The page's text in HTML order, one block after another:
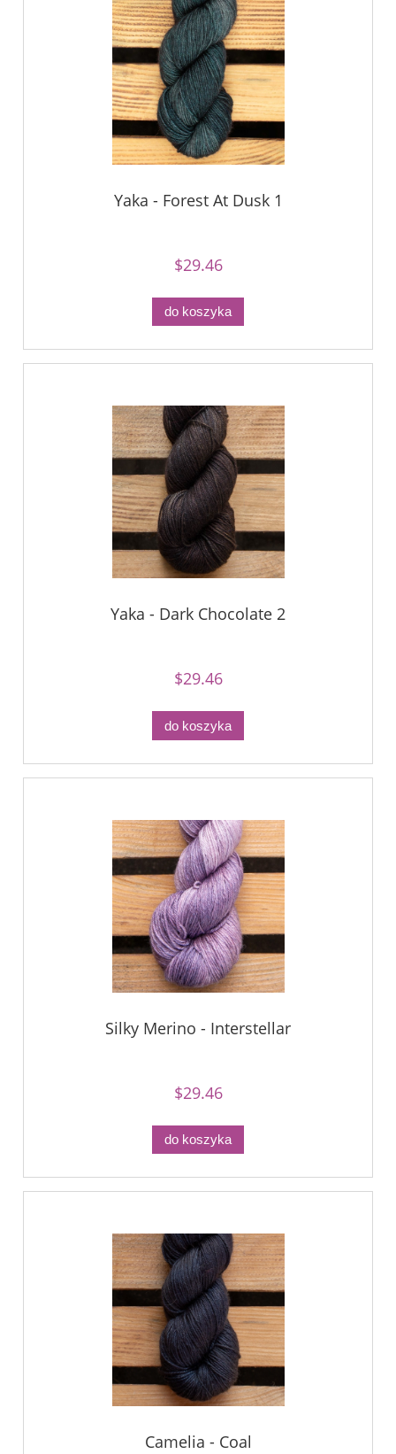
Yaka - Forest At Dusk 1
$29.46
do koszyka
Yaka - Dark Chocolate 2
$29.46
do koszyka
Silky Merino - Interstellar
$29.46
do koszyka
Camelia - Coal